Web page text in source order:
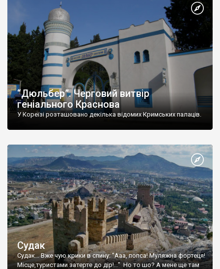
“Дюльбер”. Черговий витвір
геніального Краснова
У Кореїзі розташовано декілька відомих Кримських палаців.
Судак
Судак... Вже чую крики в спину: "Ааа, попса! Муляжна фортеця!
Місце,туристами затерте до дір!..." Но то шо? А мене ще там